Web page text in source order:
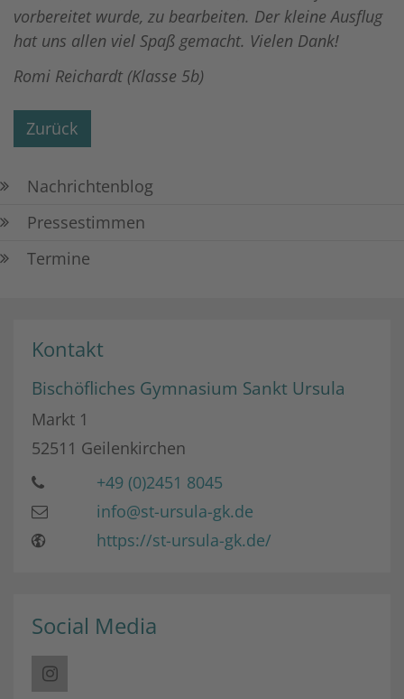
vorbereitet wurde, zu bearbeiten. Der kleine Ausflug
hat uns allen viel Spaß gemacht. Vielen Dank!
Romi Reichardt (Klasse 5b)
Zurück
Nachrichtenblog
Pressestimmen
Termine
Kontakt
Bischöfliches Gymnasium Sankt Ursula
Markt 1
52511 Geilenkirchen
+49 (0)2451 8045
info@st-ursula-gk.de
https://st-ursula-gk.de/
Social Media